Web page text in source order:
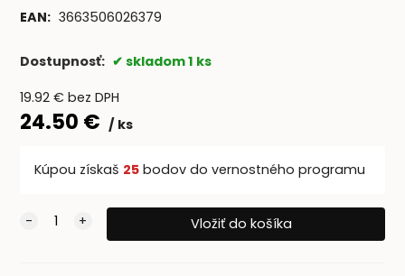
EAN: 3663506026379
Dostupnosť: skladom 1 ks
19.92€ bez DPH
24.50 € ks
Kúpou získaš 25bodov do vernostného programu